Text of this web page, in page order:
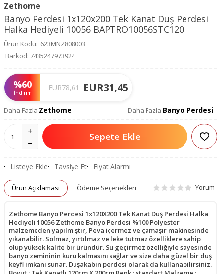
Zethome
Banyo Perdesi 1x120x200 Tek Kanat Duş Perdesi
Halka Hediyeli 10056 BAPTRO10056STC120
Ürün Kodu: 623MNZ808003
Barkod: 7435247973924
%60
İndirim
EUR78,61 EUR31,45
Daha Fazla Zethome Daha Fazla Banyo Perdesi
Sepete Ekle
Listeye Ekle Tavsiye Et Fiyat Alarmı
Ürün Açıklaması Ödeme Seçenekleri Yorum
Zethome Banyo Perdesi 1x120X200 Tek Kanat Duş Perdesi Halka
Hediyeli 10056 Zethome Banyo Perdesi %100 Polyester
malzemeden yapılmıştır, Peva içermez ve çamaşır makinesinde
yıkanabilir. Solmaz, yırtılmaz ve leke tutmaz özelliklere sahip
olup yüksek kalite bir üründür. Su geçirmez özelliğiyle sayesinde
banyo zemininin kuru kalmasını sağlar ve size daha güzel bir duş
keyfi imkanı sunar. Duşakabin perdesi olarak da kullanabilirsiniz.